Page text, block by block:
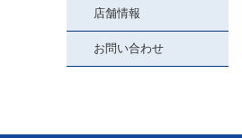
店舗情報
お問い合わせ